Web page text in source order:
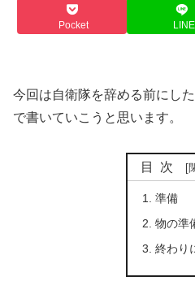
Pocket LINE
今回は自衛隊を辞める前にし
で書いていこうと思います。
目次
準備
物の準
終わり